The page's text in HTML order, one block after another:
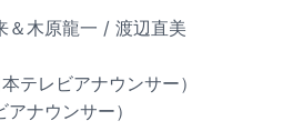
＆木原龍一 / 渡辺直美
テレビアナウンサー）
ナウンサー）